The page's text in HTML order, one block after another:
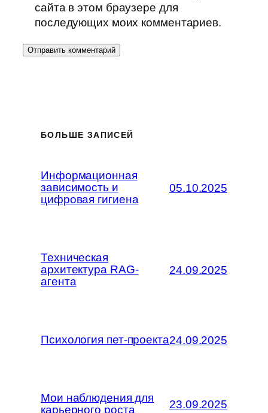
сайта в этом браузере для
последующих моих комментариев.
БОЛЬШЕ ЗАПИСЕЙ
Информационная
зависимость и
цифровая гигиена
05.10.2025
Техническая
архитектура RAG-
агента
24.09.2025
Психология пет-проекта24.09.2025
Мои наблюдения для
карьерного роста
23.09.2025